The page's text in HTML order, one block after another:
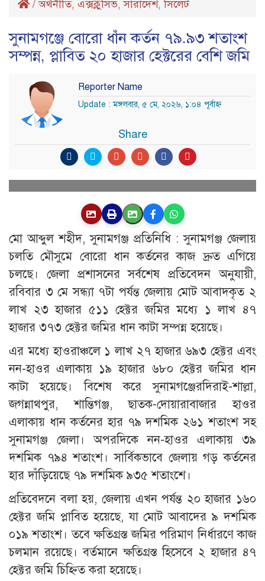
/অর্থনীতি, এক্সক্লুসিভ,সারাদেশ,সিলেট
সুনামগঞ্জে বোরো ধাঁন কর্তন ৭৯.৯৩ শতাংশ
সম্পন্ন, প্লাবিত ২০ হাজার হেক্টরের বেশি জমি
Reporter Name
Update : মঙ্গলবার, ৫ মে, ২০২৬, ১:০৪ পূর্বাহ্ণ
Share
মো আব্দুল শহীদ, সুনামগঞ্জ প্রতিনিধি : সুনামগঞ্জ জেলায়
চলতি মৌসুমে বোরো ধান কর্তনের কাজ দ্রুত এগিয়ে
চলছে। জেলা প্রশাসনের সর্বশেষ প্রতিবেদন অনুযায়ী,
রবিবার ৩ মে সন্ধ্যা ৭টা পর্যন্ত জেলায় মোট আবাদকৃত ২
লাখ ২৩ হাজার ৫১১ হেক্টর জমির মধ্যে ১ লাখ ৪৭
হাজার ৩৭৩ হেক্টর জমির ধান কাটা সম্পন্ন হয়েছে।
এর মধ্যে হাওরাঞ্চলে ১ লাখ ২৭ হাজার ৬৯৩ হেক্টর এবং
নন-হাওর এলাকায় ১৯ হাজার ৬৮০ হেক্টর জমির ধান
কাটা হয়েছে। বিশেষ করে সুনামগঞ্জেরদিরাই-শাল্লা,
জগন্নাথপুর, শান্তিগঞ্জ, ছাতক-দোয়ারাবাজার হাওর
এলাকায় ধান কর্তনের হার ৭৯ দশমিক ২৬১ শতাংশ সহ
সুনামগঞ্জ জেলা। অপরদিকে নন-হাওর এলাকায় ৩৯
দশমিক ৭৯৪ শতাংশ। সার্বিকভাবে জেলায় গড় কর্তনের
হার দাঁড়িয়েছে ৭৯ দশমিক ৯৩৫ শতাংশে।
প্রতিবেদনে বলা হয়, জেলায় এখন পর্যন্ত ২০ হাজার ১৬০
হেক্টর জমি প্লাবিত হয়েছে, যা মোট আবাদের ৯ দশমিক
০১৯ শতাংশ। তবে ক্ষতিগ্রস্ত জমির পরিমাণ নির্ধারণে কাজ
চলমান রয়েছে। বর্তমানে ক্ষতিগ্রস্ত হিসেবে ২ হাজার ৪৭
হেক্টর জমি চিহ্নিত করা হয়েছে।